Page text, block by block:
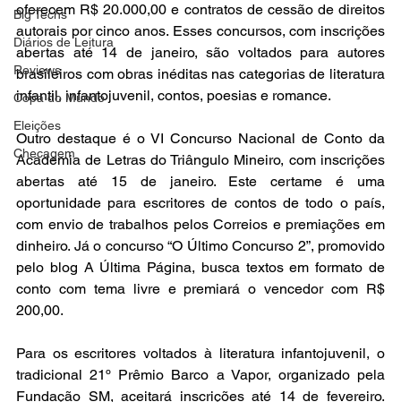
Big Techs
Diários de Leitura
Reviews
Copa do Mundo
Eleições
Checagem
oferecem R$ 20.000,00 e contratos de cessão de direitos
autorais por cinco anos. Esses concursos, com inscrições
abertas até 14 de janeiro, são voltados para autores
brasileiros com obras inéditas nas categorias de literatura
infantil, infantojuvenil, contos, poesias e romance.
Outro destaque é o VI Concurso Nacional de Conto da
Academia de Letras do Triângulo Mineiro, com inscrições
abertas até 15 de janeiro. Este certame é uma
oportunidade para escritores de contos de todo o país,
com envio de trabalhos pelos Correios e premiações em
dinheiro. Já o concurso “O Último Concurso 2”, promovido
pelo blog A Última Página, busca textos em formato de
conto com tema livre e premiará o vencedor com R$
200,00.
Para os escritores voltados à literatura infantojuvenil, o
tradicional 21º Prêmio Barco a Vapor, organizado pela
Fundação SM, aceitará inscrições até 14 de fevereiro.